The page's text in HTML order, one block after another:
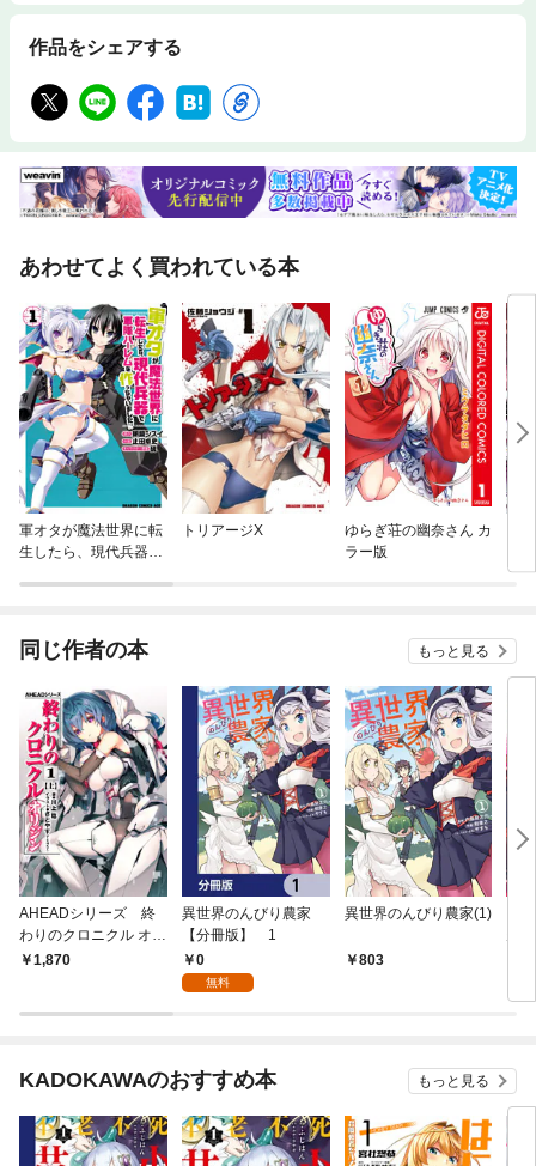
作品をシェアする
あわせてよく買われている本
軍オタが魔法世界に転
生したら、現代兵器で
トリアージX
ゆらぎ荘の幽奈さん カ
ラー版
同じ作者の本 もっと見る
AHEADシリーズ 終
わりのクロニクル オリ
ジン(1)〈上〉【電子
1,870
異世界のんびり農家
【分冊版】 1
0
無料
異世界のんびり農家(1)
803
KADOKAWAのおすすめ本 もっと見る